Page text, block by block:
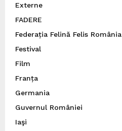
Externe
FADERE
Federația Felină Felis România
Festival
Film
Franța
Germania
Guvernul României
Iaşi